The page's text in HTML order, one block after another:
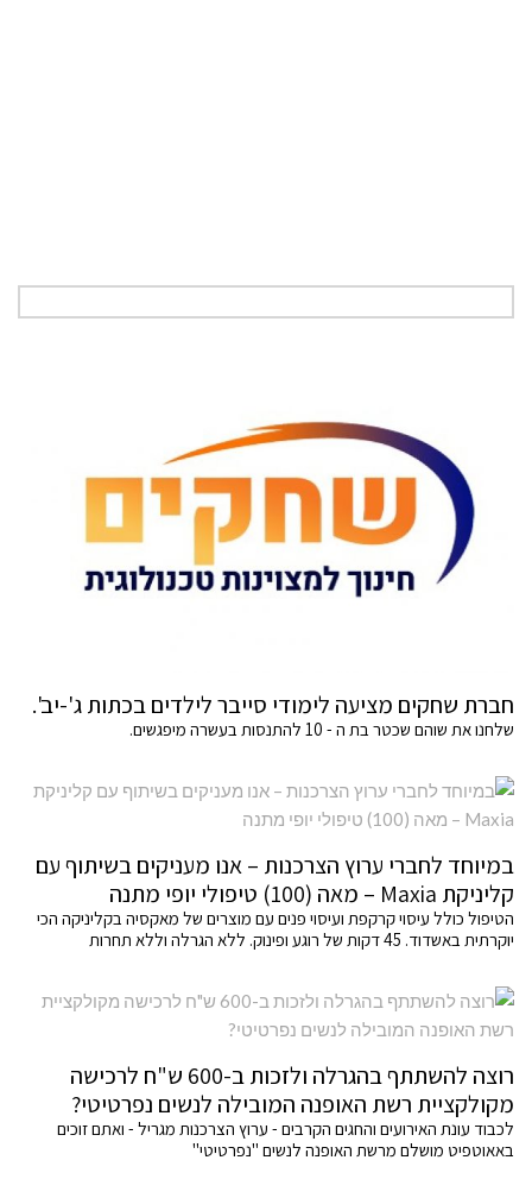
חברת שחקים מציעה לימודי סייבר לילדים בכתות ג'-יב'.
שלחנו את שוהם שכטר בת ה - 10 להתנסות בעשרה מיפגשים.
במיוחד לחברי ערוץ הצרכנות – אנו מעניקים בשיתוף עם
קליניקת Maxia – מאה (100) טיפולי יופי מתנה
הטיפול כולל עיסוי קרקפת ועיסוי פנים עם מוצרים של מאקסיה בקליניקה הכי
יוקרתית באשדוד. 45 דקות של רוגע ופינוק. ללא הגרלה וללא תחרות
רוצה להשתתף בהגרלה ולזכות ב-600 ש"ח לרכישה
מקולקציית רשת האופנה המובילה לנשים נפרטיטי?
לכבוד עונת האירועים והחגים הקרבים - ערוץ הצרכנות מגריל - ואתם זוכים
באאוטפיט מושלם מרשת האופנה לנשים "נפרטיטי"